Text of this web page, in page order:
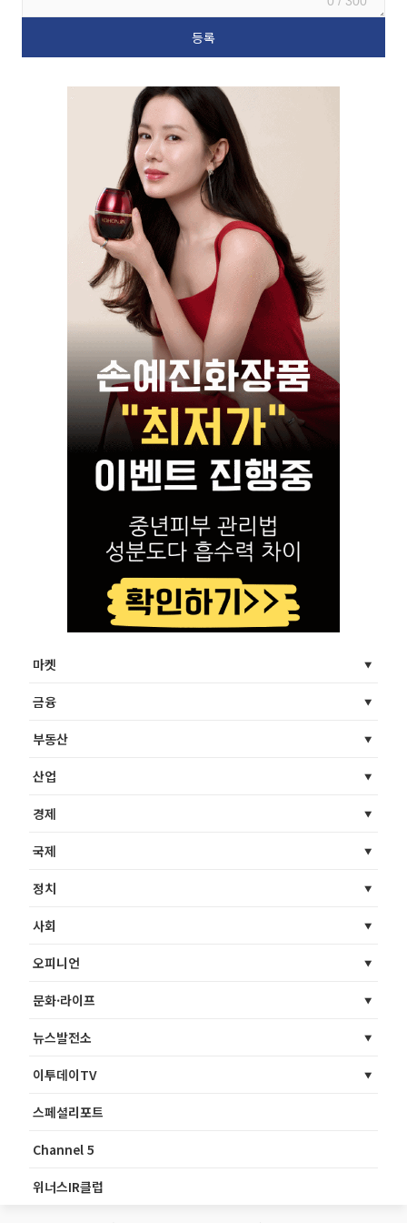
마켓
금융
부동산
산업
경제
국제
정치
사회
오피니언
문화·라이프
뉴스발전소
이투데이TV
스페셜리포트
Channel 5
위너스IR클럽